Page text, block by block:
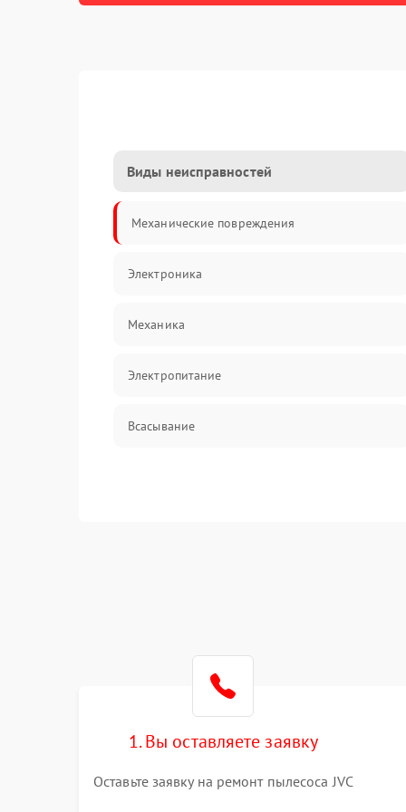
Виды неисправностей
Механические повреждения
Электроника
Механика
Электропитание
Всасывание
1. Вы оставляете заявку
Оставьте заявку на ремонт пылесоса JVC